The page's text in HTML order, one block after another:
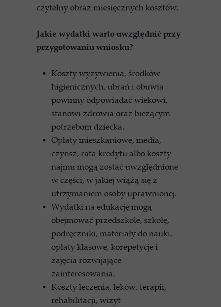
czytelny obraz miesięcznych kosztów.
Jakie wydatki warto uwzględnić przy
przygotowaniu wniosku?
Koszty wyżywienia, środków
higienicznych, ubrań i obuwia
powinny odpowiadać wiekowi,
stanowi zdrowia oraz bieżącym
potrzebom dziecka.
Opłaty mieszkaniowe, media,
czynsz, rata kredytu albo koszty
najmu mogą zostać uwzględnione
w części, w jakiej wiążą się z
utrzymaniem osoby uprawnionej.
Wydatki na edukację mogą
obejmować przedszkole, szkołę,
podręczniki, materiały do nauki,
opłaty klasowe, korepetycje i
zajęcia rozwijające
zainteresowania.
Koszty leczenia, leków, terapii,
rehabilitacji, wizyt